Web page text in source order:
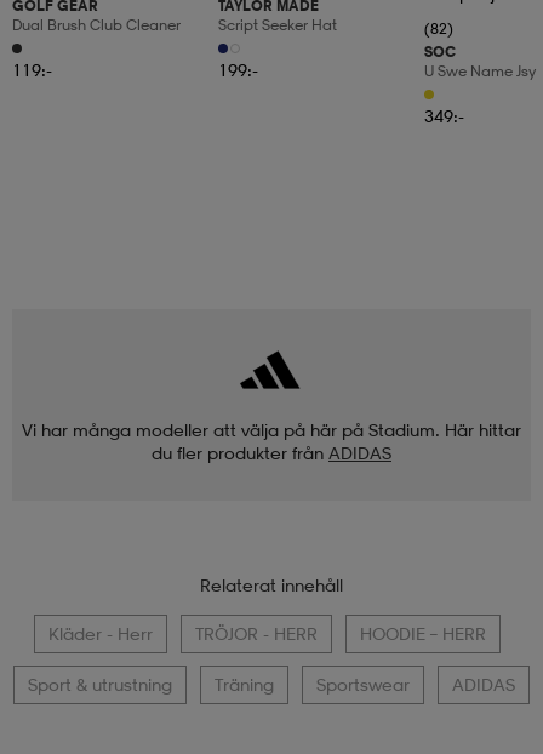
GOLF GEAR
Dual Brush Club Cleaner
119:-
TAYLOR MADE
Script Seeker Hat
199:-
(82)
SOC
U Swe Name Jsy
349:-
Vi har många modeller att välja på här på Stadium. Här hittar
du fler produkter från ADIDAS
Relaterat innehåll
Kläder - Herr TRÖJOR - HERR HOODIE – HERR
Sport & utrustning Träning Sportswear ADIDAS